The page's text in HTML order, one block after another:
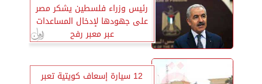
رئيس وزراء فلسطين يشكر مصر
على جهودها لإدخال المساعدات
عبر معبر رفح
12 سيارة إسعاف كويتية تعبر